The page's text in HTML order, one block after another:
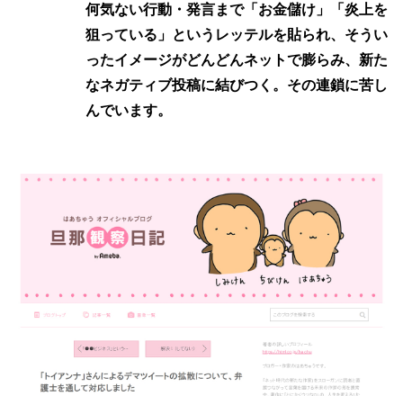
何気ない行動・発言まで「お金儲け」「炎上を
狙っている」というレッテルを貼られ、そうい
ったイメージがどんどんネットで膨らみ、新た
なネガティブ投稿に結びつく。その連鎖に苦し
んでいます。